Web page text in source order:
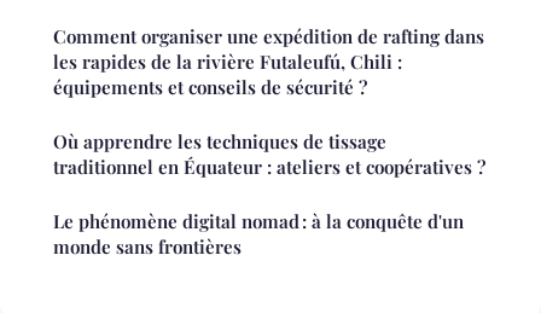
Comment organiser une expédition de rafting dans
les rapides de la rivière Futaleufú, Chili :
équipements et conseils de sécurité ?
Où apprendre les techniques de tissage
traditionnel en Équateur : ateliers et coopératives ?
Le phénomène digital nomad : à la conquête d'un
monde sans frontières